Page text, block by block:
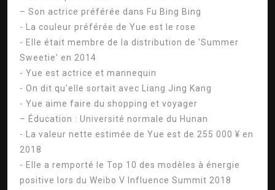
– Son actrice préférée dans Fu Bing Bing
- La couleur préférée de Yue est le rose
- Elle était membre de la distribution de 'Summer
Sweetie' en 2014
- Yue est actrice et mannequin
- On dit qu'elle sortait avec Liang Jing Kang
- Yue aime faire du shopping et voyager
– Éducation : Université normale du Hunan
- La valeur nette estimée de Yue est de 255 000 ¥ en
2018
- Elle a remporté le Top 10 des modèles à énergie
positive lors du Weibo V Influence Summit 2018